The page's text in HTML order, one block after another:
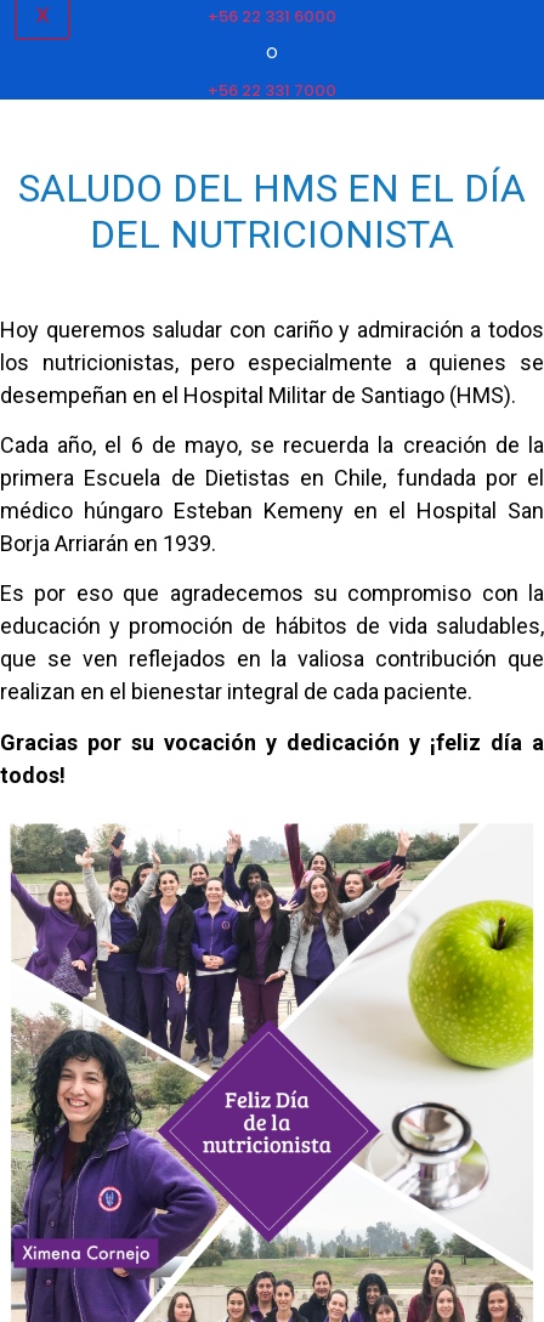
X
+56 22 331 6000
O
+56 22 331 7000
SALUDO DEL HMS EN EL DÍA
DEL NUTRICIONISTA
Hoy queremos saludar con cariño y admiración a todos
los nutricionistas, pero especialmente a quienes se
desempeñan en el Hospital Militar de Santiago (HMS).
Cada año, el 6 de mayo, se recuerda la creación de la
primera Escuela de Dietistas en Chile, fundada por el
médico húngaro Esteban Kemeny en el Hospital San
Borja Arriarán en 1939.
Es por eso que agradecemos su compromiso con la
educación y promoción de hábitos de vida saludables,
que se ven reflejados en la valiosa contribución que
realizan en el bienestar integral de cada paciente.
Gracias por su vocación y dedicación y ¡feliz día a
todos!